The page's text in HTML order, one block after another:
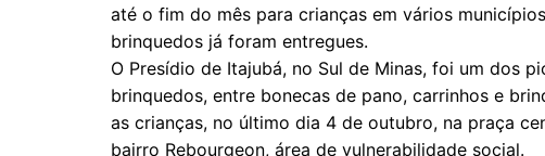
até o fim do mês para crianças em vários
brinquedos já foram entregues.
O Presídio de Itajubá, no Sul de Minas, foi um dos
brinquedos, entre bonecas de pano, carrinhos e
as crianças, no último dia 4 de outubro, na praça
bairro Rebourgeon, área de vulnerabilidade social.